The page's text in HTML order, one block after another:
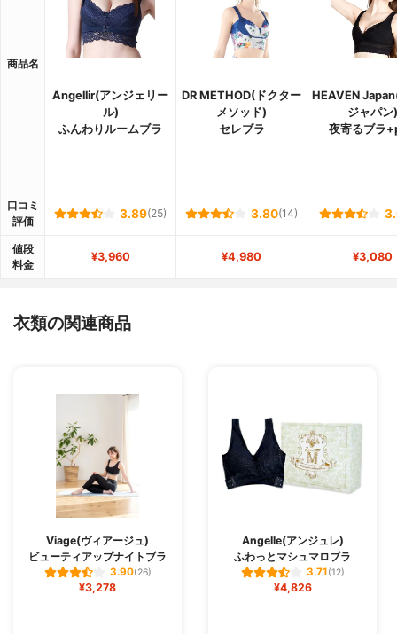
商品名
Angellir(アンジェリー
ル)
ふんわりルームブラ
DR METHOD(ドクター
メソッド)
セレブラ
HEAVEN
ジャパン)
夜寄るブラ
口コミ
評価
3.89(25) 3.80(14)
値段
料金
¥3,960 ¥4,980 ¥3,080
衣類の関連商品
Viage(ヴィアージュ)
ビューティアップナイトブラ
3.90(26)
¥3,278
Angelle(アンジュレ)
ふわっとマシュマロブラ
3.71(12)
¥4,826